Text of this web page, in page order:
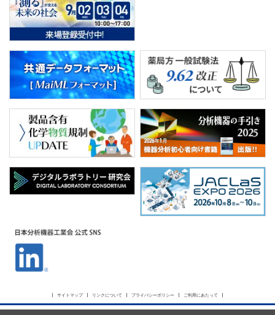
サイトマップ リンクについて プライバシーポリシー ご利用にあたって